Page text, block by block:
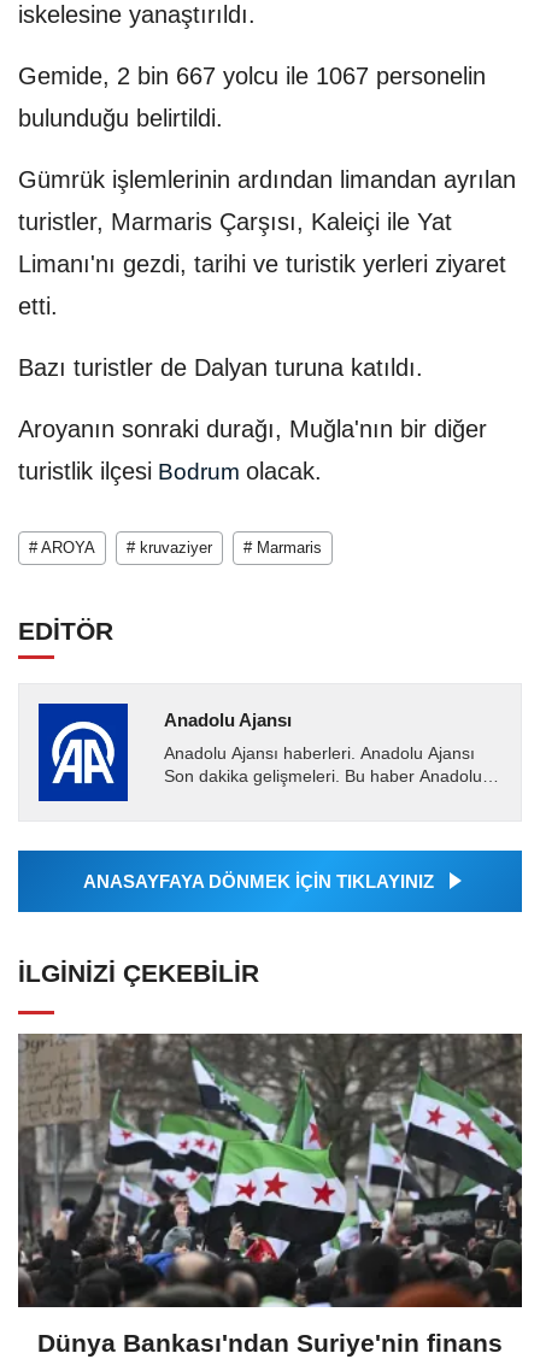
iskelesine yanaştırıldı.
Gemide, 2 bin 667 yolcu ile 1067 personelin
bulunduğu belirtildi.
Gümrük işlemlerinin ardından limandan ayrılan
turistler, Marmaris Çarşısı, Kaleiçi ile Yat
Limanı'nı gezdi, tarihi ve turistik yerleri ziyaret
etti.
Bazı turistler de Dalyan turuna katıldı.
Aroyanın sonraki durağı, Muğla'nın bir diğer
turistlik ilçesi Bodrum olacak.
# AROYA # kruvaziyer # Marmaris
EDİTÖR
Anadolu Ajansı
Anadolu Ajansı haberleri. Anadolu Ajansı
Son dakika gelişmeleri. Bu haber Anadolu
Ajansı tarafından...
ANASAYFAYA DÖNMEK İÇİN TIKLAYINIZ
İLGINIZI ÇEKEBILIR
Dünya Bankası'ndan Suriye'nin finans